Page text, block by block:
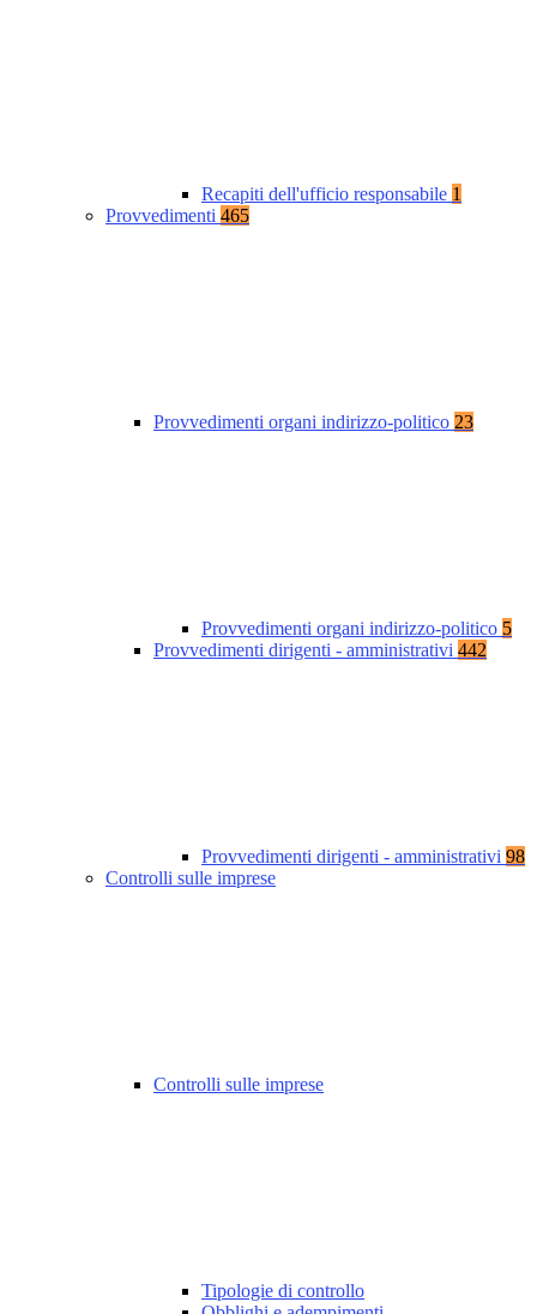
Recapiti dell'ufficio responsabile 1
Provvedimenti 465
Provvedimenti organi indirizzo-politico 23
Provvedimenti organi indirizzo-politico 5
Provvedimenti dirigenti - amministrativi 442
Provvedimenti dirigenti - amministrativi 98
Controlli sulle imprese
Controlli sulle imprese
Tipologie di controllo